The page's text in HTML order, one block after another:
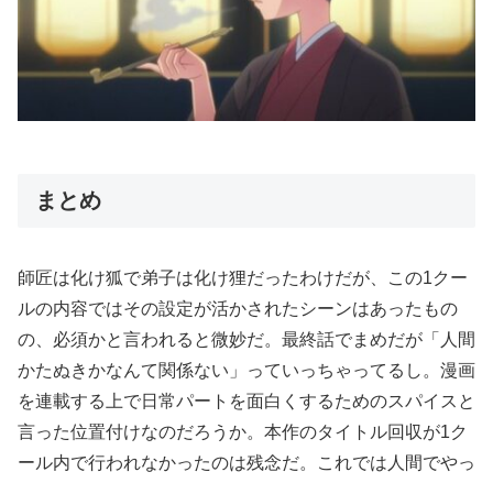
まとめ
師匠は化け狐で弟子は化け狸だったわけだが、この1クー
ルの内容ではその設定が活かされたシーンはあったもの
の、必須かと言われると微妙だ。最終話でまめだが「人間
かたぬきかなんて関係ない」っていっちゃってるし。漫画
を連載する上で日常パートを面白くするためのスパイスと
言った位置付けなのだろうか。本作のタイトル回収が1ク
ール内で行われなかったのは残念だ。これでは人間でやっ